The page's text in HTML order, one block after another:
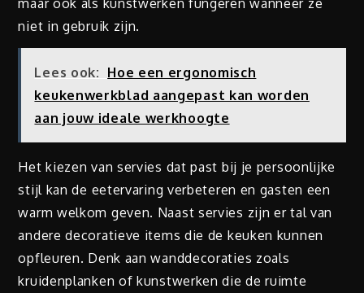
niet in gebruik zijn.
Lees ook: Hoe een ergonomisch
keukenwerkblad aangepast kan worden
aan jouw ideale werkhoogte
Het kiezen van servies dat past bij je persoonlijke
stijl kan de eetervaring verbeteren en gasten een
warm welkom geven. Naast servies zijn er tal van
andere decoratieve items die de keuken kunnen
opfleuren. Denk aan wanddecoraties zoals
kruidenplanken of kunstwerken die de ruimte